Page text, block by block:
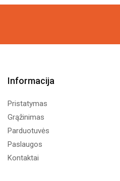
Informacija
Pristatymas
Grąžinimas
Parduotuvės
Paslaugos
Kontaktai